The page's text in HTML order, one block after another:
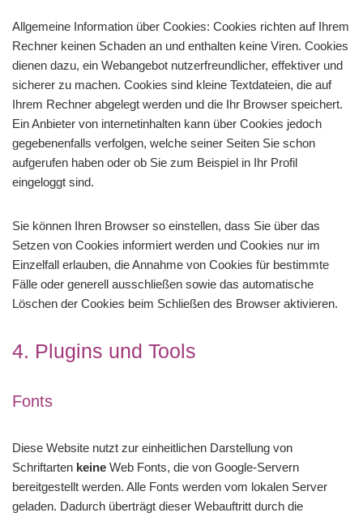
Allgemeine Information über Cookies: Cookies richten auf Ihrem
Rechner keinen Schaden an und enthalten keine Viren. Cookies
dienen dazu, ein Webangebot nutzerfreundlicher, effektiver und
sicherer zu machen. Cookies sind kleine Textdateien, die auf
Ihrem Rechner abgelegt werden und die Ihr Browser speichert.
Ein Anbieter von internetinhalten kann über Cookies jedoch
gegebenenfalls verfolgen, welche seiner Seiten Sie schon
aufgerufen haben oder ob Sie zum Beispiel in Ihr Profil
eingeloggt sind.
Sie können Ihren Browser so einstellen, dass Sie über das
Setzen von Cookies informiert werden und Cookies nur im
Einzelfall erlauben, die Annahme von Cookies für bestimmte
Fälle oder generell ausschließen sowie das automatische
Löschen der Cookies beim Schließen des Browser aktivieren.
4. Plugins und Tools
Fonts
Diese Website nutzt zur einheitlichen Darstellung von
Schriftarten keine Web Fonts, die von Google-Servern
bereitgestellt werden. Alle Fonts werden vom lokalen Server
geladen. Dadurch überträgt dieser Webauftritt durch die